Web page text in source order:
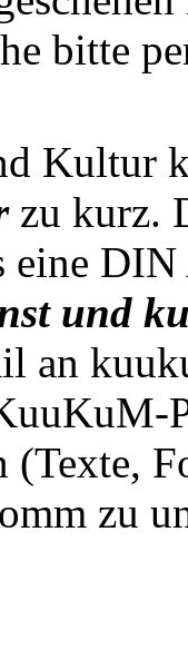
bitte
Kultur
zu kurz.
eine
und
an
zu